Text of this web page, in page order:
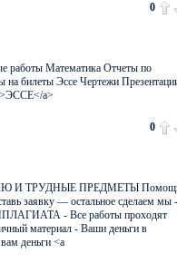
0
Математика Отчеты по
на билеты Эссе Чертежи
a>
0
И ТРУДНЫЕ ПРЕДМЕТЫ
заявку — остальное сделаем мы -
- Все работы проходят
материал - Ваши деньги в
деньги <a